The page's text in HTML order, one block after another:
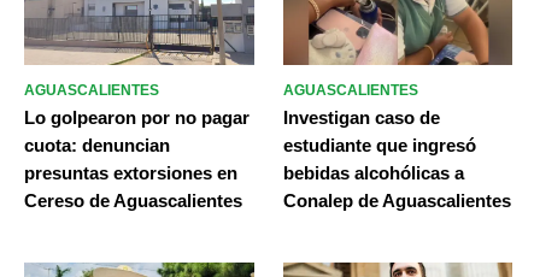
AGUASCALIENTES
Lo golpearon por no pagar
cuota: denuncian
presuntas extorsiones en
Cereso de Aguascalientes
AGUASCALIENTES
Investigan caso de
estudiante que ingresó
bebidas alcohólicas a
Conalep de Aguascalientes